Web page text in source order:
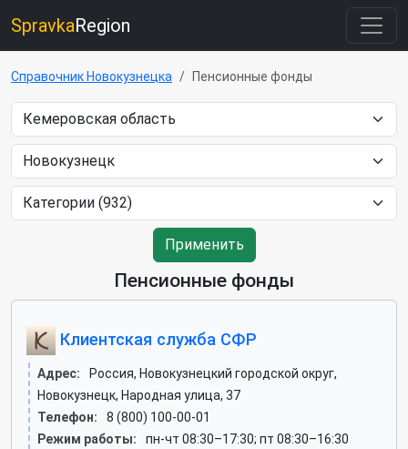
SpravkaRegion
Справочник Новокузнецка Пенсионные фонды
Применить
Пенсионные фонды
Клиентская служба СФР
Адрес:
Россия, Новокузнецкий городской округ,
Новокузнецк, Народная улица, 37
Телефон:
8 (800) 100-00-01
Режим работы:
пн-чт 08:30–17:30; пт 08:30–16:30